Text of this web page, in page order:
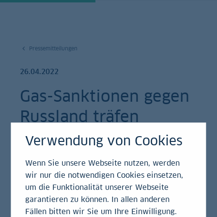
Pressemitteilungen
26.04.2022
Gas-Sanktionen gegen
Russland träfen
Deutschland schwer
Pressemitteilung | Studie
Angesichts unabsehbarer Folgen für die deutsche
Verwendung von Cookies
Wenn Sie unsere Webseite nutzen, werden
wir nur die notwendigen Cookies einsetzen,
um die Funktionalität unserer Webseite
garantieren zu können. In allen anderen
Fällen bitten wir Sie um Ihre Einwilligung.